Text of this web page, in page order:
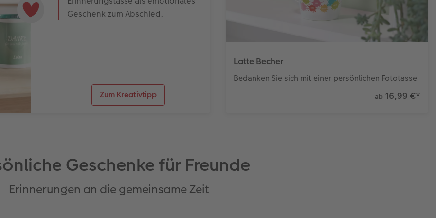
Geschenk zum Abschied.
Zum Kreativtipp
Latte Becher
Bedanken Sie sich mit einer persönlichen Fototasse
ab 16,99 €*
Geschenke für Freunde
Erinnerungen an die gemeinsame Zeit